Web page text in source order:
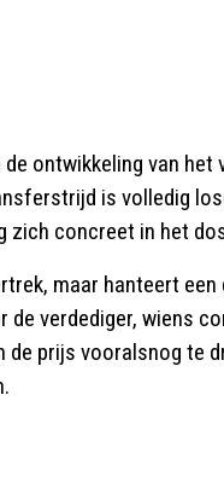
ontwikkeling van
is volledig
zich concreet in het
maar hanteert
de verdediger, wiens
de prijs vooralsnog te